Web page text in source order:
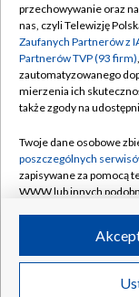
©2026
przechowywanie oraz
nas, czyli Telewizję
Zaufanych Partnerów z
Partnerów TVP (93 firm)
zautomatyzowanego
mierzenia ich
także zgody na
Twoje dane osobowe
poszczególnych
zapisywane za pomocą
WWW lub innych
ruchu w Internecie.
Twoje dane osobowe
poszczególnych